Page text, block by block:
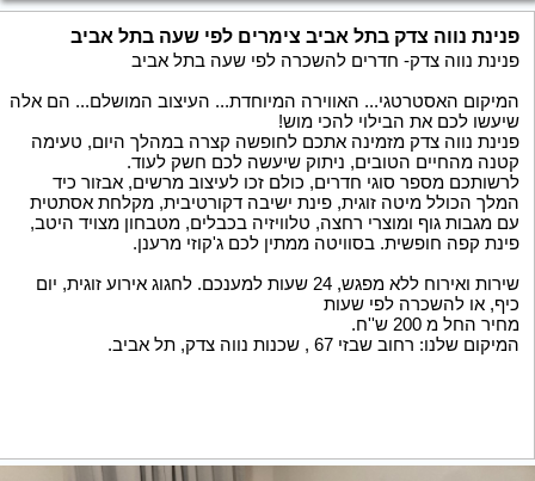
פנינת נווה צדק בתל אביב צימרים לפי שעה בתל אביב
פנינת נווה צדק- חדרים להשכרה לפי שעה בתל אביב
המיקום האסטרטגי... האווירה המיוחדת... העיצוב המושלם... הם אלה
שיעשו לכם את הבילוי להכי מוש!
פנינת נווה צדק מזמינה אתכם לחופשה קצרה במהלך היום, טעימה
קטנה מהחיים הטובים, ניתוק שיעשה לכם חשק לעוד.
לרשותכם מספר סוגי חדרים, כולם זכו לעיצוב מרשים, אבזור כיד
המלך הכולל מיטה זוגית, פינת ישיבה דקורטיבית, מקלחת אסתטית
עם מגבות גוף ומוצרי רחצה, טלוויזיה בכבלים, מטבחון מצויד היטב,
פינת קפה חופשית. בסוויטה ממתין לכם ג'קוזי מרענן.
שירות ואירוח ללא מפגש, 24 שעות למענכם. לחגוג אירוע זוגית, יום
כיף, או להשכרה לפי שעות
מחיר החל מ 200 ש''ח.
המיקום שלנו: רחוב שבזי 67 , שכנות נווה צדק, תל אביב.